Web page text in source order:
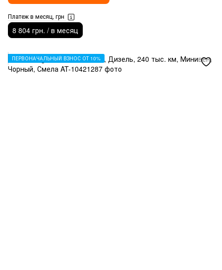
Платеж в месяц, грн
8 804 грн. / в месяц
ПЕРВОНАЧАЛЬНЫЙ ВЗНОС ОТ 10%